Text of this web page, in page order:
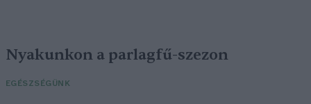
Nyakunkon a parlagfű-szezon
EGÉSZSÉGÜNK